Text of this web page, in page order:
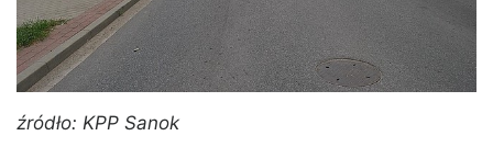
źródło: KPP Sanok